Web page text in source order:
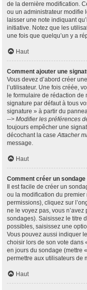
de la dernière modification.
ou un administrateur modifie
laisser une note indiquant
initiative. Notez que les
une fois que quelqu’un y a
Haut
Comment ajouter une
Vous devez d’abord créer
l’utilisateur. Une fois créée,
le formulaire de rédaction
signature par défaut à tous
signature » à partir du
--> Modifier les préférences
toujours empêcher une
décochant la caseAttacher
message.
Haut
Comment créer un sondage
Il est facile de créer un
ou la modification du premier
permissions), cliquez sur
ne le voyez pas, vous
sondages). Saisissez le titre
possibles, saisissez une
Vous pouvez aussi indiquer
choisir lors de son vote dans
en jours du sondage (mettre
permettre aux utilisateurs de
Haut